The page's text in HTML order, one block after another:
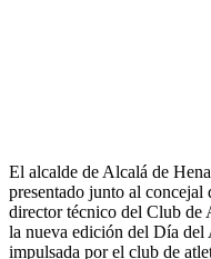
El alcalde de Alcalá de
presentado junto al
director técnico del Club de
la nueva edición del Día
impulsada por el club de